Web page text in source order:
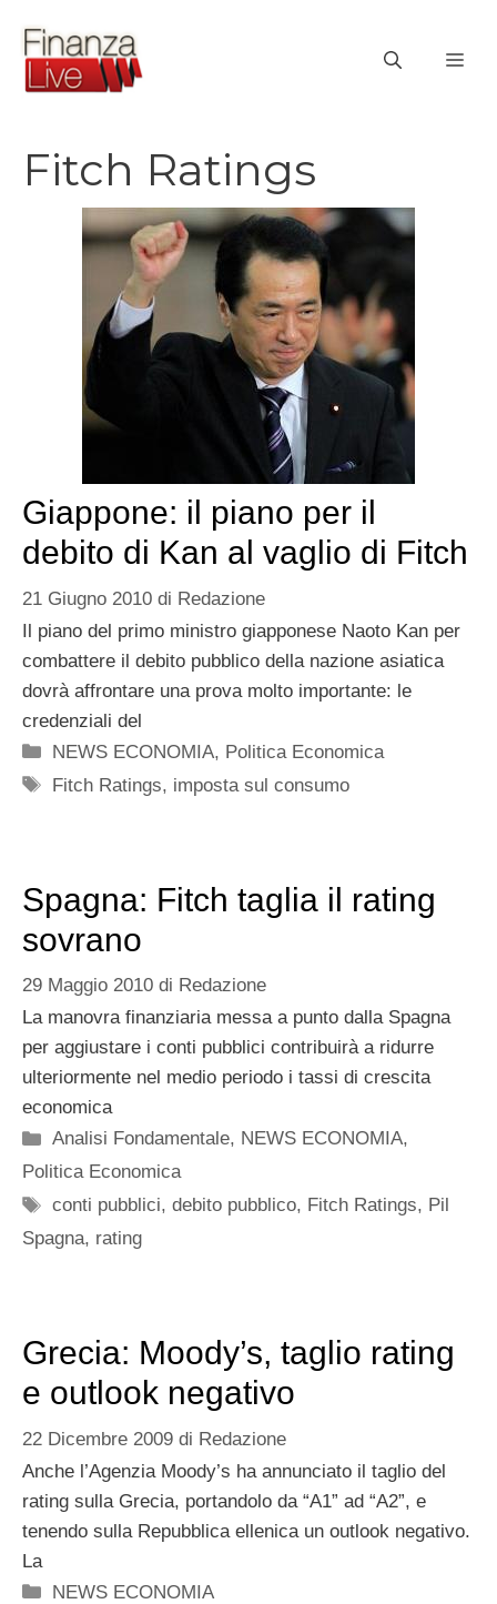
contenuto
Fitch Ratings
Giappone: il piano per il
debito di Kan al vaglio di Fitch
21 Giugno 2010 di Redazione
Il piano del primo ministro giapponese Naoto Kan per
combattere il debito pubblico della nazione asiatica
dovrà affrontare una prova molto importante: le
credenziali del
Categorie
NEWS ECONOMIA, Politica Economica
Tag
Fitch Ratings, imposta sul consumo
Spagna: Fitch taglia il rating
sovrano
29 Maggio 2010 di Redazione
La manovra finanziaria messa a punto dalla Spagna
per aggiustare i conti pubblici contribuirà a ridurre
ulteriormente nel medio periodo i tassi di crescita
economica
Categorie
Analisi Fondamentale, NEWS ECONOMIA,
Politica Economica
Tag
conti pubblici,debito pubblico, Fitch Ratings, Pil
Spagna, rating
Grecia: Moody’s, taglio rating
e outlook negativo
22 Dicembre 2009 di Redazione
Anche l’Agenzia Moody’s ha annunciato il taglio del
rating sulla Grecia, portandolo da “A1” ad “A2”, e
tenendo sulla Repubblica ellenica un outlook negativo.
La
Categorie
NEWS ECONOMIA